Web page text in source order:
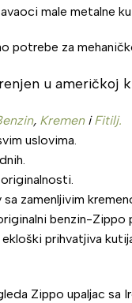
male metalne
potrebe za
u američkoj
, KremeniFitilj.
uslovima.
zamenljivim
benzin-Zippo
prihvatjiva
Zippo upaljac sa